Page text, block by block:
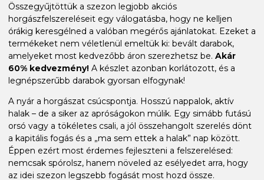
Összegyűjtöttük a szezon legjobb akciós
horgászfelszereléseit egy válogatásba, hogy ne kelljen
órákig keresgélned a valóban megérős ajánlatokat. Ezeket a
termékeket nem véletlenül emeltük ki: bevált darabok,
amelyeket most kedvezőbb áron szerezhetsz be. Akár
60% kedvezmény! A készlet azonban korlátozott, és a
legnépszerűbb darabok gyorsan elfogynak!
A nyár a horgászat csúcspontja. Hosszú nappalok, aktív
halak – de a siker az apróságokon múlik. Egy simább futású
orsó vagy a tökéletes csali, a jól összehangolt szerelés dönt
a kapitális fogás és a „ma sem ettek a halak” nap között.
Éppen ezért most érdemes fejleszteni a felszerelésed:
nemcsak spórolsz, hanem növeled az esélyedet arra, hogy
az idei szezon legszebb fogását most hozd össze.